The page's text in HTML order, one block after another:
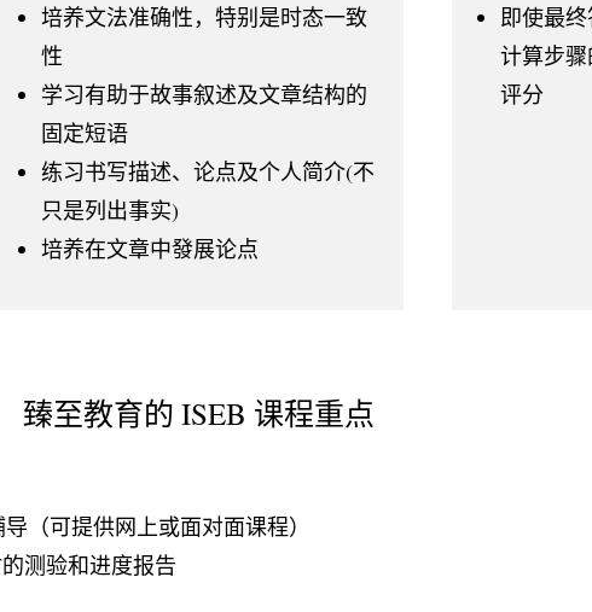
培养文法准确性，特别是时态一致
性
学习有助于故事叙述及文章结构的
固定短语
练习书写描述、论点及个人简介(不
只是列出事实)
培养在文章中發展论点
即使最
计算步
评分
臻至教育的 ISEB 课程重点
（可提供网上或面对面课程）
测验和进度报告